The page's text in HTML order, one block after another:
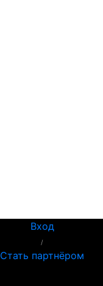
Вход
/
Стать партнёром